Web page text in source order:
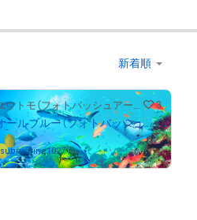
3
オールブルー（フォトバッシュアート）
submarine1027さんが保有中